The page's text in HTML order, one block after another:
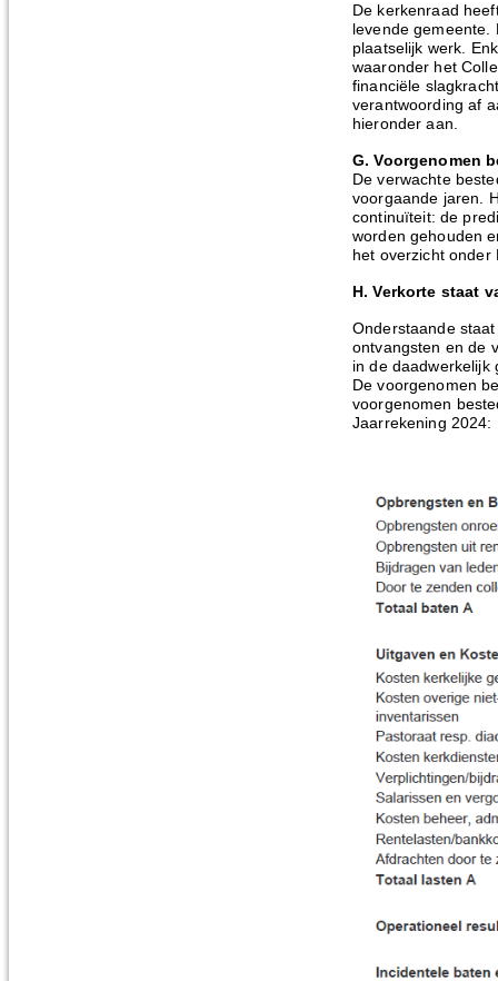
De kerkenraad
levende gemeente.
plaatselijk werk.
waaronder het
financiële
verantwoording af
hieronder aan.
G. Voorgenomen
De verwachte
voorgaande jaren.
continuïteit: de
worden gehouden
het overzicht onder
H. Verkorte staat
Onderstaande
ontvangsten en de
in de daadwerkelijk
De voorgenomen
voorgenomen
Jaarrekening 2024: